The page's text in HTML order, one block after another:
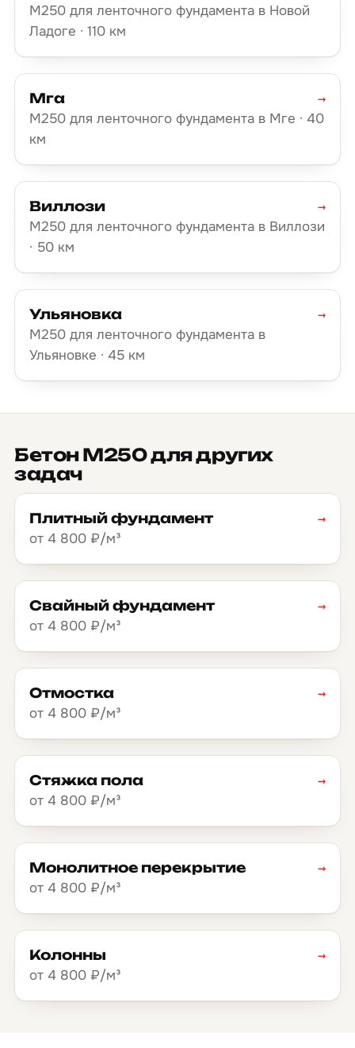
М250 для ленточного фундамента в Новой
Ладоге · 110 км
Мга
М250 для ленточного фундамента в Мге · 40
км
→
Виллози
М250 для ленточного фундамента в Виллози
· 50 км
→
Ульяновка
М250 для ленточного фундамента в
Ульяновке · 45 км
→
Бетон М250 для других
задач
Плитный фундамент
от 4 800 ₽/м³
→
Свайный фундамент
от 4 800 ₽/м³
→
Отмостка
от 4 800 ₽/м³
→
Стяжка пола
от 4 800 ₽/м³
→
Монолитное перекрытие
от 4 800 ₽/м³
→
Колонны
от 4 800 ₽/м³
→